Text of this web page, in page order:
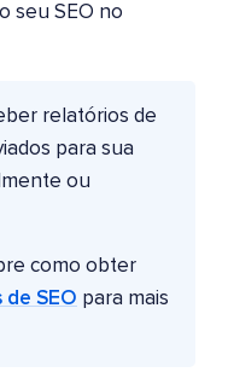
seu SEO no
relatórios de
para sua
ou
como obter
SEO para mais